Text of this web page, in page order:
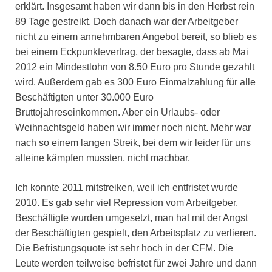
erklärt. Insgesamt haben wir dann bis in den Herbst rein
89 Tage gestreikt. Doch danach war der Arbeitgeber
nicht zu einem annehmbaren Angebot bereit, so blieb es
bei einem Eckpunktevertrag, der besagte, dass ab Mai
2012 ein Mindestlohn von 8.50 Euro pro Stunde gezahlt
wird. Außerdem gab es 300 Euro Einmalzahlung für alle
Beschäftigten unter 30.000 Euro
Bruttojahreseinkommen. Aber ein Urlaubs- oder
Weihnachtsgeld haben wir immer noch nicht. Mehr war
nach so einem langen Streik, bei dem wir leider für uns
alleine kämpfen mussten, nicht machbar.
Ich konnte 2011 mitstreiken, weil ich entfristet wurde
2010. Es gab sehr viel Repression vom Arbeitgeber.
Beschäftigte wurden umgesetzt, man hat mit der Angst
der Beschäftigten gespielt, den Arbeitsplatz zu verlieren.
Die Befristungsquote ist sehr hoch in der CFM. Die
Leute werden teilweise befristet für zwei Jahre und dann